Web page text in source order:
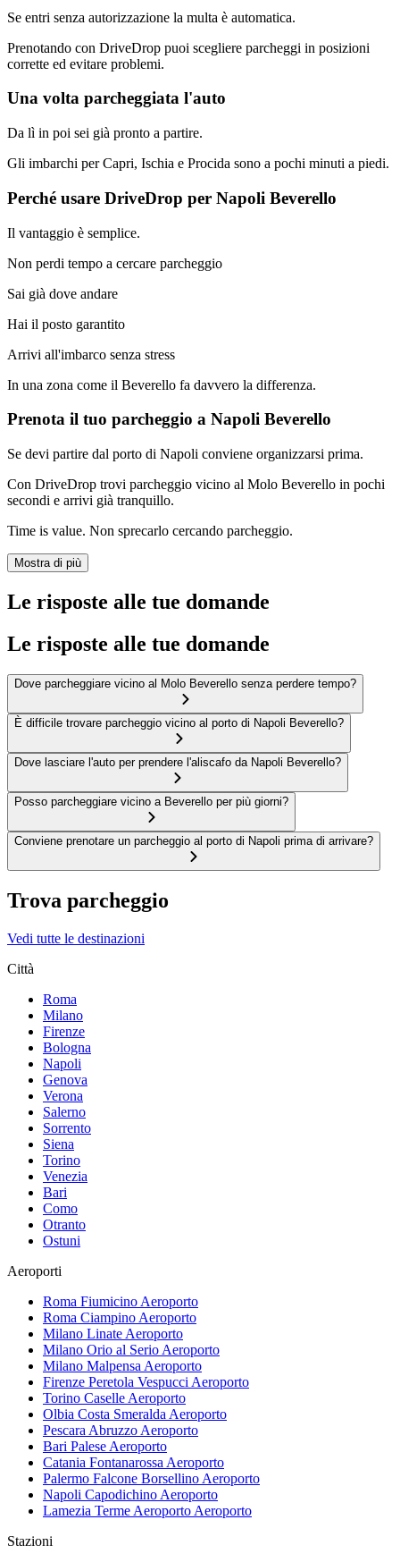
Se entri senza autorizzazione la multa è automatica.
Prenotando con DriveDrop puoi scegliere parcheggi in posizioni
corrette ed evitare problemi.
Una volta parcheggiata l'auto
Da lì in poi sei già pronto a partire.
Gli imbarchi per Capri, Ischia e Procida sono a pochi minuti a piedi.
Perché usare DriveDrop per Napoli Beverello
Il vantaggio è semplice.
Non perdi tempo a cercare parcheggio
Sai già dove andare
Hai il posto garantito
Arrivi all'imbarco senza stress
In una zona come il Beverello fa davvero la differenza.
Prenota il tuo parcheggio a Napoli Beverello
Se devi partire dal porto di Napoli conviene organizzarsi prima.
Con DriveDrop trovi parcheggio vicino al Molo Beverello in pochi
secondi e arrivi già tranquillo.
Time is value. Non sprecarlo cercando parcheggio.
Mostra di più
Le risposte alle tue domande
Le risposte alle tue domande
Dove parcheggiare vicino al Molo Beverello senza perdere tempo?
È difficile trovare parcheggio vicino al porto di Napoli Beverello?
Dove lasciare l'auto per prendere l'aliscafo da Napoli Beverello?
Posso parcheggiare vicino a Beverello per più giorni?
Conviene prenotare un parcheggio al porto di Napoli prima di arrivare?
Trova parcheggio
Vedi tutte le destinazioni
Città
Roma
Milano
Firenze
Bologna
Napoli
Genova
Verona
Salerno
Sorrento
Siena
Torino
Venezia
Bari
Como
Otranto
Ostuni
Aeroporti
Roma Fiumicino Aeroporto
Roma Ciampino Aeroporto
Milano Linate Aeroporto
Milano Orio al Serio Aeroporto
Milano Malpensa Aeroporto
Firenze Peretola Vespucci Aeroporto
Torino Caselle Aeroporto
Olbia Costa Smeralda Aeroporto
Pescara Abruzzo Aeroporto
Bari Palese Aeroporto
Catania Fontanarossa Aeroporto
Palermo Falcone Borsellino Aeroporto
Napoli Capodichino Aeroporto
Lamezia Terme Aeroporto Aeroporto
Stazioni